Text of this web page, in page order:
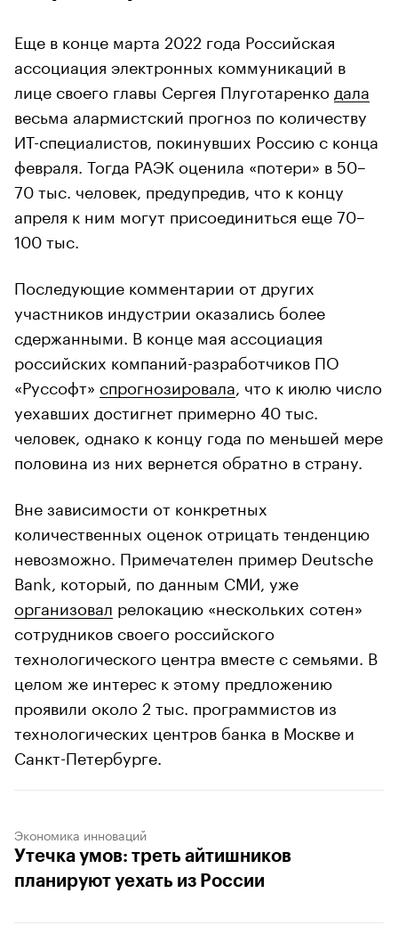
Еще в конце марта 2022 года Российская
ассоциация электронных коммуникаций в
лице своего главы Сергея Плуготаренко дала
весьма алармистский прогноз по количеству
ИТ-специалистов, покинувших Россию с конца
февраля. Тогда РАЭК оценила «потери» в 50–
70 тыс. человек, предупредив, что к концу
апреля к ним могут присоединиться еще 70–
100 тыс.
Последующие комментарии от других
участников индустрии оказались более
сдержанными. В конце мая ассоциация
российских компаний-разработчиков ПО
«Руссофт» спрогнозировала , что к июлю число
уехавших достигнет примерно 40 тыс.
человек, однако к концу года по меньшей мере
половина из них вернется обратно в страну.
Вне зависимости от конкретных
количественных оценок отрицать тенденцию
невозможно. Примечателен пример Deutsche
Bank, который, по данным СМИ, уже
организовал релокацию «нескольких сотен»
сотрудников своего российского
технологического центра вместе с семьями. В
целом же интерес к этому предложению
проявили около 2 тыс. программистов из
технологических центров банка в Москве и
Санкт-Петербурге.
Экономика инноваций
Утечка умов: треть айтишников
планируют уехать из России